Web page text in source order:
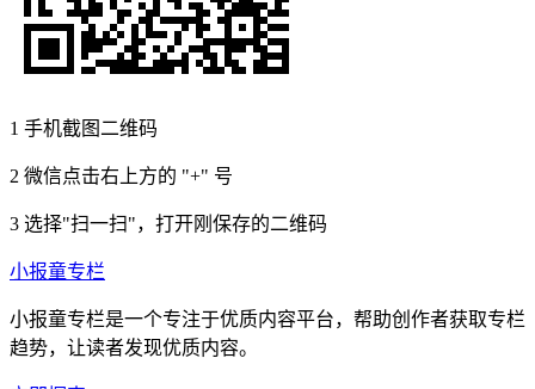
1 手机截图二维码
2 微信点击右上方的 "+" 号
3 选择"扫一扫"，打开刚保存的二维码
小报童专栏
小报童专栏是一个专注于优质内容平台，帮助创作者获取专栏
趋势，让读者发现优质内容。